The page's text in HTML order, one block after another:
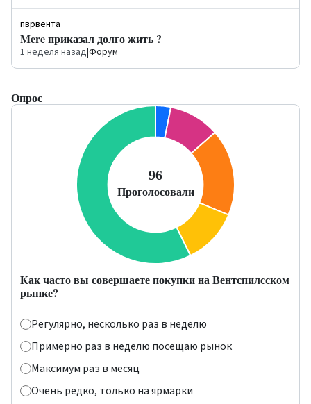
пврвента
Mere приказал долго жить ?
1 неделя назад|Форум
Опрос
Как часто вы совершаете покупки на Вентспилсском
рынке?
Регулярно, несколько раз в неделю
Примерно раз в неделю посещаю рынок
Максимум раз в месяц
Очень редко, только на ярмарки